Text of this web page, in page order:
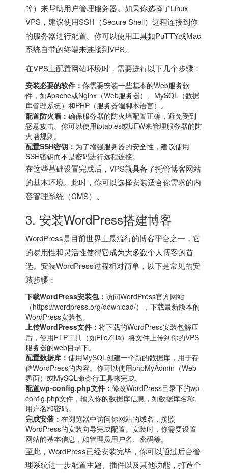
等）来帮助用户管理服务器。如果你选择了Linux
VPS，建议使用SSH（Secure Shell）远程连接到你
的服务器进行配置。你可以使用工具如PuTTY或Mac
系统自带的终端来连接到VPS。
在VPS上配置网站环境时，需要进行以下几个步骤：
安装必要的软件： 你需要安装一些基本的Web服务软
件，如Apache或Nginx（Web服务器）、MySQL（数据
库管理系统）和PHP（服务器端脚本语言）。
配置防火墙： 确保服务器的防火墙配置正确，避免受到
恶意攻击。你可以使用iptables或UFW来管理服务器的防
火墙规则。
配置SSH密钥： 为了增强服务器的安全性，建议使用
SSH密钥而不是密码进行远程连接。
在这些基础设置完成后，VPS就具备了托管博客网站
的基本环境。此时，你可以选择安装适合你需求的内
容管理系统（CMS）。
3. 安装WordPress搭建博客
WordPress是目前世界上最流行的博客平台之一，它
的易用性和灵活性使得它成为大多数个人博客的首
选。安装WordPress过程相对简单，以下是常见的安
装步骤：
下载WordPress安装包： 访问WordPress官方网站
（https://wordpress.org/download/），下载最新版本的
WordPress安装包。
上传WordPress文件： 将下载的WordPress安装包解压
后，使用FTP工具（如FileZilla）将文件上传到你的VPS
服务器的web目录下。
配置数据库： 使用MySQL创建一个新的数据库，用于存
储WordPress的内容。你可以使用phpMyAdmin（Web
界面）或MySQL命令行工具来完成。
配置wp-config.php文件： 修改WordPress目录下的wp-
config.php文件，输入你的数据库信息，如数据库名称、
用户名和密码。
完成安装： 在浏览器中访问你网站的域名，按照
WordPress的安装向导完成配置。安装时，你需要设置
网站的基本信息，如管理员用户名、密码等。
至此，WordPress已经安装完毕，你可以通过后台管
理系统进一步配置主题、插件以及其他功能，打造个